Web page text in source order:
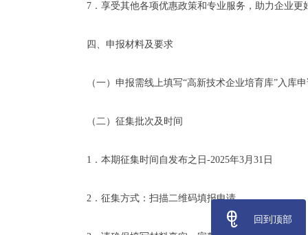
7．享受其他各项优惠政策和专业服务，助力企业更
四、申报材料及要求
（一）申报需线上填写“高新技术企业培育库”入库
（二）征集批次及时间
1．本期征集时间自发布之日-2025年3月31日
2．征集方式：扫描二维码填报申请
ꁸ 回到顶部